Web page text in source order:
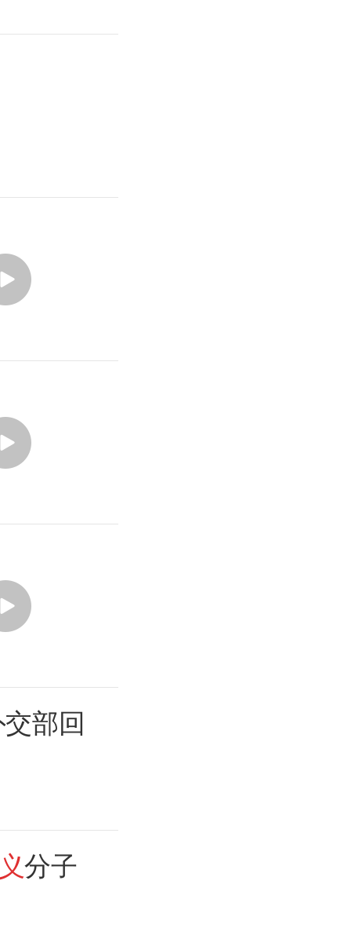
部回
分子